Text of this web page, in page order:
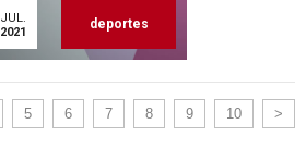
JUL.
2021
deportes
5 6 7 8 9 10 >